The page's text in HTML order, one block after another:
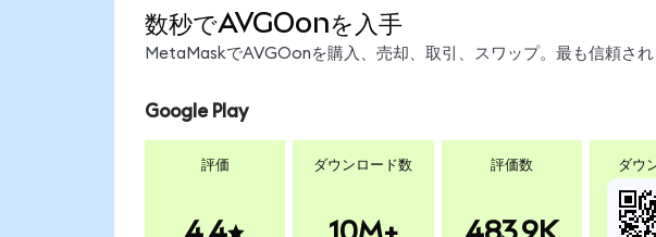
数秒でAVGOonを入手
MetaMaskでAVGOonを購入、売却、取引、スワップ。最も信頼され
Google Play
評価 ダウンロード数 評価数 ダウ